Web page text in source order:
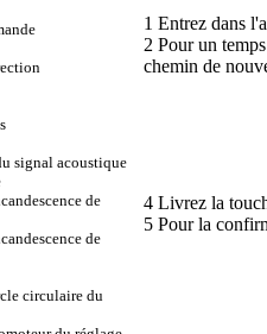
signal acoustique
de
de
circulaire du
1 Entrez dans
2 Pour un
chemin de
4 Livrez la
5 Pour la